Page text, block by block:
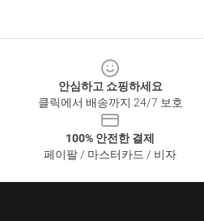
안심하고 쇼핑하세요
클릭에서 배송까지 24/7 보호
100% 안전한 결제
페이팔 / 마스터카드 / 비자